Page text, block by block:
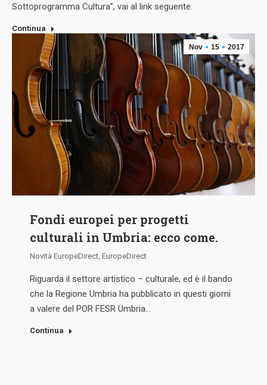
Sottoprogramma Cultura”, vai al link seguente.
Continua
Nov 15 2017
Fondi europei per progetti
culturali in Umbria: ecco come.
Novità EuropeDirect EuropeDirect
Riguarda il settore artistico – culturale, ed è il bando
che la Regione Umbria ha pubblicato in questi giorni
a valere del POR FESR Umbria…
Continua